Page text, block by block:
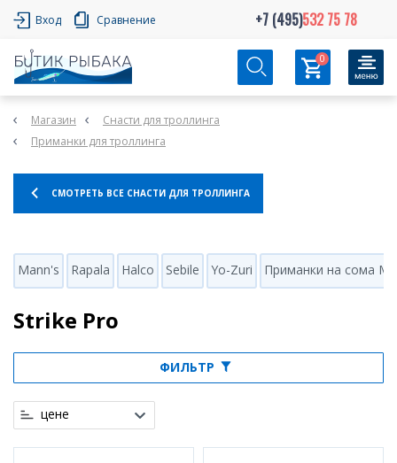
Вход Сравнение +7 (495)532 75 78
0
Магазин
Снасти для троллинга
Приманки для троллинга
СМОТРЕТЬ ВСЕ СНАСТИ ДЛЯ ТРОЛЛИНГА
Mann's Rapala Halco Sebile Yo-Zuri Приманки на сома
Strike Pro
ФИЛЬТР
цене